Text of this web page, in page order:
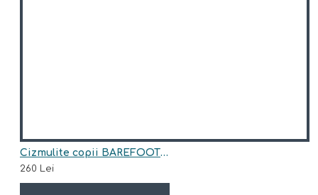
Cizmulite copii BAREFOOT din piele naturala model LOYAL
260 Lei